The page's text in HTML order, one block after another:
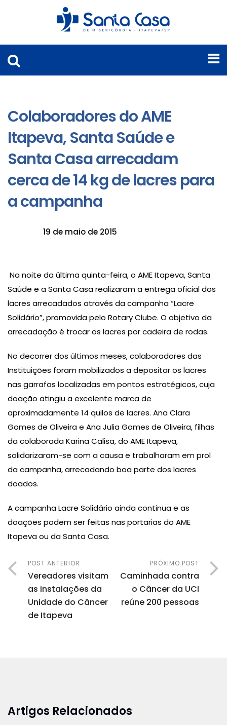
Colaboradores do AME
Itapeva, Santa Saúde e
Santa Casa arrecadam
cerca de 14 kg de lacres para
a campanha
19 de maio de 2015
Na noite da última quinta-feira, o AME Itapeva, Santa
Saúde e a Santa Casa realizaram a entrega oficial dos
lacres arrecadados através da campanha “Lacre
Solidário”, promovida pelo Rotary Clube. O objetivo da
arrecadação é trocar os lacres por cadeira de rodas.
No decorrer dos últimos meses, colaboradores das
Instituições foram mobilizados a depositar os lacres
nas garrafas localizadas em pontos estratégicos, cuja
doação atingiu a excelente marca de
aproximadamente 14 quilos de lacres. Ana Clara
Gomes de Oliveira e Ana Julia Gomes de Oliveira, filhas
da colaborada Karina Calisa, do AME Itapeva,
solidarizaram-se com a causa e trabalharam em prol
da campanha, arrecadando boa parte dos lacres
doados.
A campanha Lacre Solidário ainda continua e as
doações podem ser feitas nas portarias do AME
Itapeva ou da Santa Casa.
POST ANTERIOR
Vereadores visitam
as instalações da
Unidade do Câncer
de Itapeva
PRÓXIMO POST
Caminhada contra
o Câncer da UCI
reúne 200 pessoas
Artigos Relacionados